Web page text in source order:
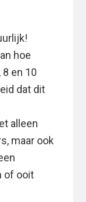
hoe
en 10
dat dit
alleen
maar ook
of ooit